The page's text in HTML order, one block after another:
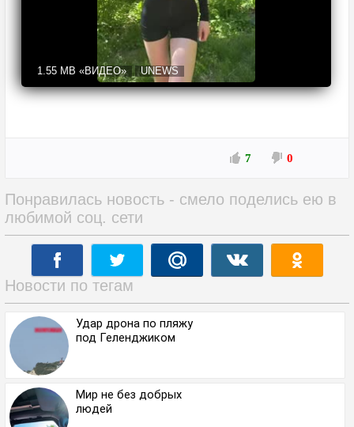
1.55 MB «ВИДЕО» UNEWS
7 0
Понравилась новость - смело поделись ею в
любимой соц. сети
Новости по тегам
Удар дрона по пляжу
под Геленджиком
Мир не без добрых
людей